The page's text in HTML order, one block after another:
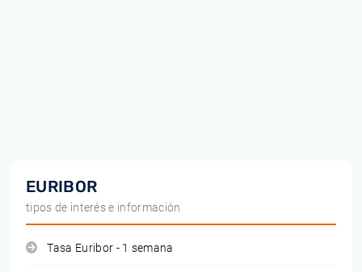
EURIBOR
tipos de interés e información
Tasa Euribor - 1 semana